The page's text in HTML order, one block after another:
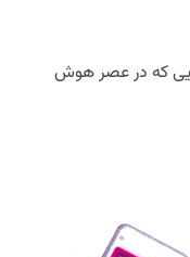
که در عصر هوش